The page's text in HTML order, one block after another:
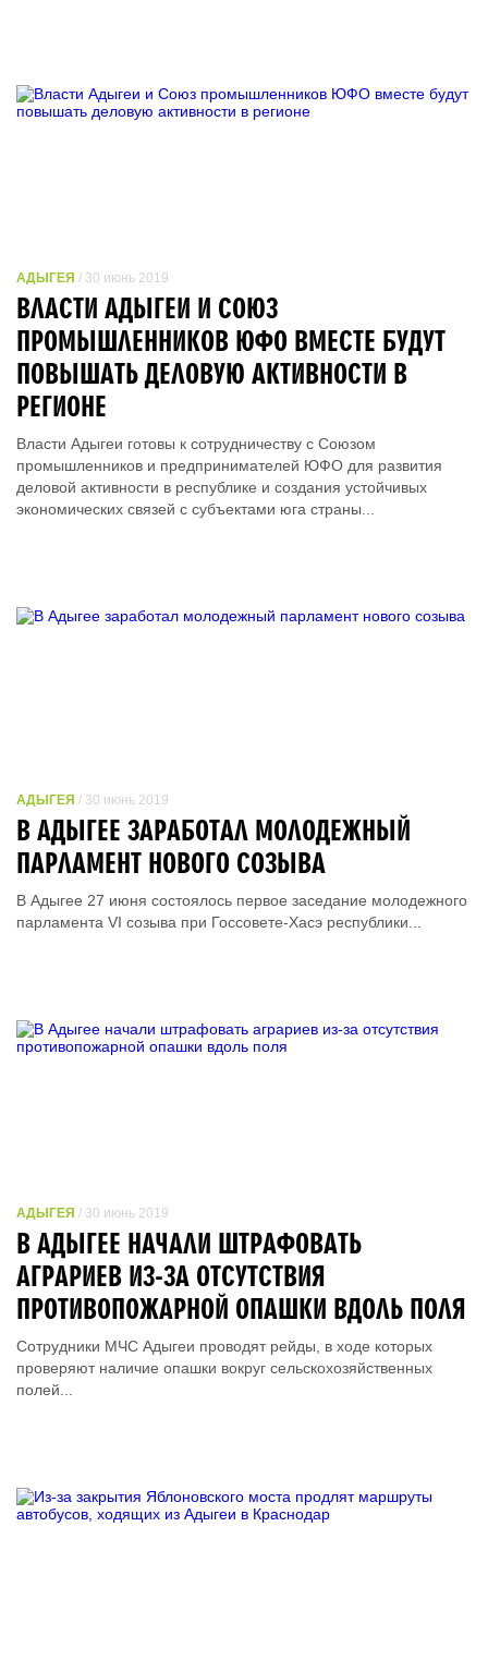
АДЫГЕЯ / 30 июнь 2019
ВЛАСТИ АДЫГЕИ И СОЮЗ
ПРОМЫШЛЕННИКОВ ЮФО ВМЕСТЕ БУДУТ
ПОВЫШАТЬ ДЕЛОВУЮ АКТИВНОСТИ В
РЕГИОНЕ
Власти Адыгеи готовы к сотрудничеству с Союзом
промышленников и предпринимателей ЮФО для развития
деловой активности в республике и создания устойчивых
экономических связей с субъектами юга страны...
АДЫГЕЯ / 30 июнь 2019
В АДЫГЕЕ ЗАРАБОТАЛ МОЛОДЕЖНЫЙ
ПАРЛАМЕНТ НОВОГО СОЗЫВА
В Адыгее 27 июня состоялось первое заседание молодежного
парламента VI созыва при Госсовете-Хасэ республики...
АДЫГЕЯ / 30 июнь 2019
В АДЫГЕЕ НАЧАЛИ ШТРАФОВАТЬ
АГРАРИЕВ ИЗ-ЗА ОТСУТСТВИЯ
ПРОТИВОПОЖАРНОЙ ОПАШКИ ВДОЛЬ ПОЛЯ
Сотрудники МЧС Адыгеи проводят рейды, в ходе которых
проверяют наличие опашки вокруг сельскохозяйственных
полей...